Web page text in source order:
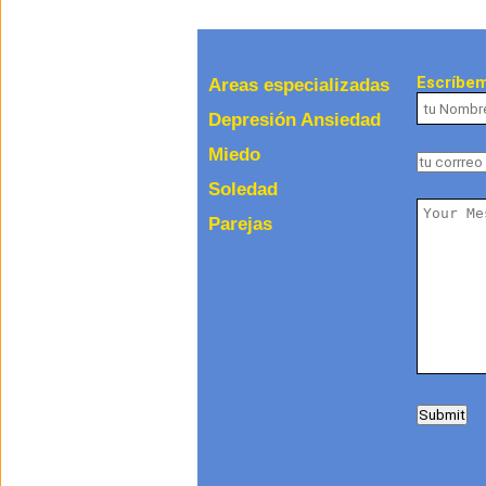
Areas especializadas
Depresión Ansiedad
Miedo
Soledad
Parejas